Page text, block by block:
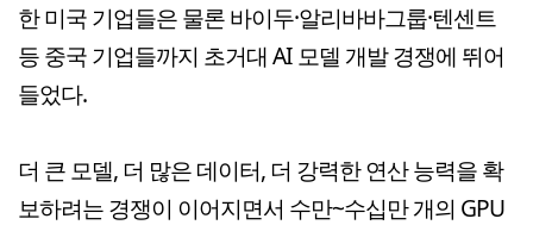
한 미국 기업들은 물론 바이두·알리바바그룹·텐센트
등 중국 기업들까지 초거대 AI 모델 개발 경쟁에 뛰어
들었다.
더 큰 모델, 더 많은 데이터, 더 강력한 연산 능력을 확
보하려는 경쟁이 이어지면서 수만~수십만 개의 GPU